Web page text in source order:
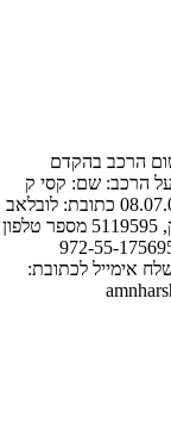
הרכב בהקדם
הרכב: שם: קסי ק
תאריך רישום: 08.07.07 כתובת: לובלאב
93, קריית ביאליק, 5119595 מספר טלפון
קשר: +972-55-1756952
אימייל לכתובת: